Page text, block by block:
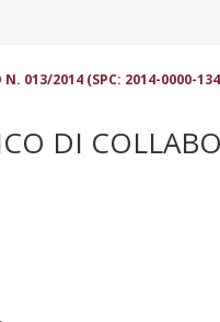
N. 013/2014 (SPC: 2014-0000-
DI